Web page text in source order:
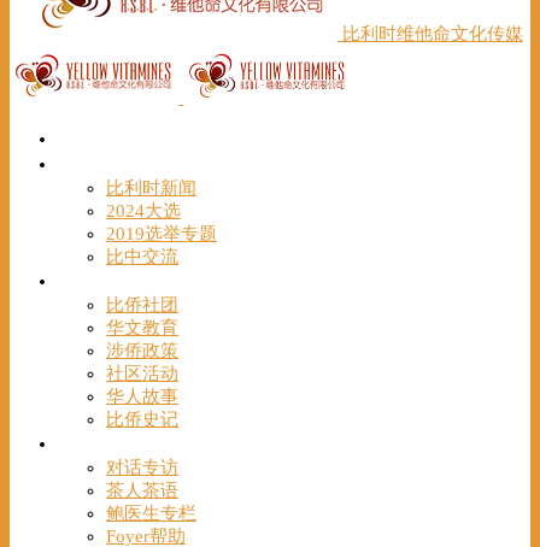
比利时维他命文化传媒
比利时新闻
2024大选
2019选举专题
比中交流
比侨社团
华文教育
涉侨政策
社区活动
华人故事
比侨史记
对话专访
茶人茶语
鲍医生专栏
Foyer帮助